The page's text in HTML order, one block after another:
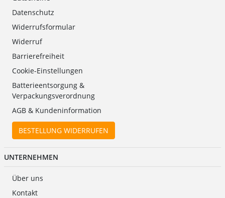
Datenschutz
Widerrufsformular
Widerruf
Barrierefreiheit
Cookie-Einstellungen
Batterieentsorgung &
Verpackungsverordnung
AGB & Kundeninformation
BESTELLUNG WIDERRUFEN
UNTERNEHMEN
Über uns
Kontakt